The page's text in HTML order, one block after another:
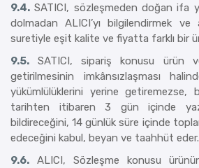
9.4. SATICI, sözleşmeden doğan ifa
dolmadan ALICI’yı bilgilendirmek ve
suretiyle eşit kalite ve fiyatta farklı bir
9.5. SATICI, sipariş konusu ürün
getirilmesinin imkânsızlaşması
yükümlülüklerini yerine getiremezse,
tarihten itibaren 3 gün içinde
bildireceğini, 14 günlük süre içinde
edeceğini kabul, beyan ve taahhüt eder.
9.6. ALICI, Sözleşme konusu